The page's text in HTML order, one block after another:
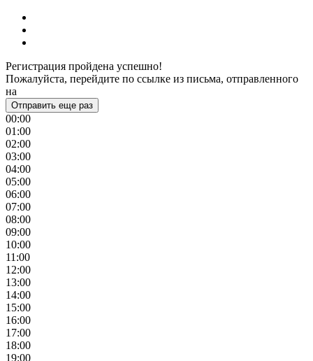
Регистрация пройдена успешно!
Пожалуйста, перейдите по ссылке из письма, отправленного
на
Отправить еще раз
00:00
01:00
02:00
03:00
04:00
05:00
06:00
07:00
08:00
09:00
10:00
11:00
12:00
13:00
14:00
15:00
16:00
17:00
18:00
19:00